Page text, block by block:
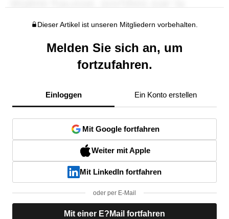
Dieser Artikel ist unseren Mitgliedern vorbehalten.
Melden Sie sich an, um
fortzufahren.
Einloggen Ein Konto erstellen
Mit Google fortfahren
Weiter mit Apple
Mit LinkedIn fortfahren
oder per E-Mail
Mit einer E?Mail fortfahren